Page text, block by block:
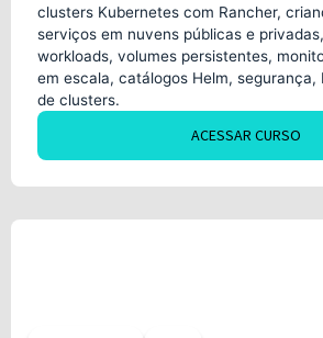
clusters Kubernetes com Rancher,
serviços em nuvens públicas e
workloads, volumes persistentes,
em escala, catálogos Helm, segurança,
de clusters.
ACESSAR CURSO